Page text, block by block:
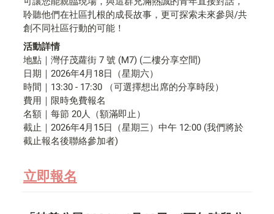
聆聽他們在社區扎根的成長故事，更可探索未來參與/共
創不同社區行動的可能！
活動詳情
地點｜灣仔茂蘿街 7 號 (M7) (二樓分享空間)
日期｜2026年4月18日（星期六）
時間｜13:30 - 17:30 （可選擇想出席的分享時段）
費用｜限時免費報名
名額｜每節 20人（額滿即止）
截止｜ 2026年4月15日（星期三）中午 12:00 (我們將於
截止報名後聯絡參加者)
立即報名